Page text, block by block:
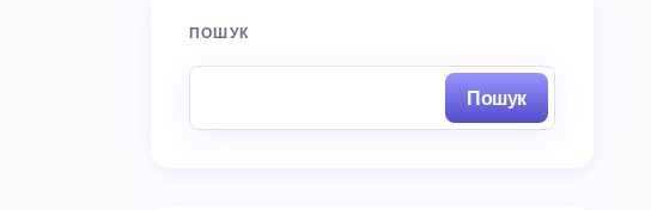
ПОШУК
Пошук